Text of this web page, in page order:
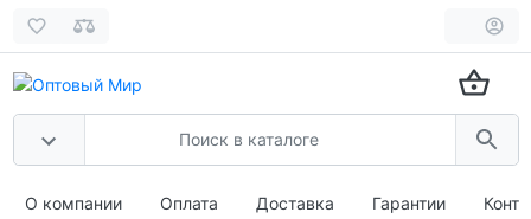
О компании Оплата Доставка Гарантии